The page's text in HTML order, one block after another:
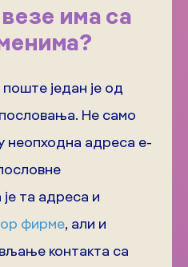
има са
један је од
Не само
неопходна адреса е-
та адреса и
фирме, али и
контакта са